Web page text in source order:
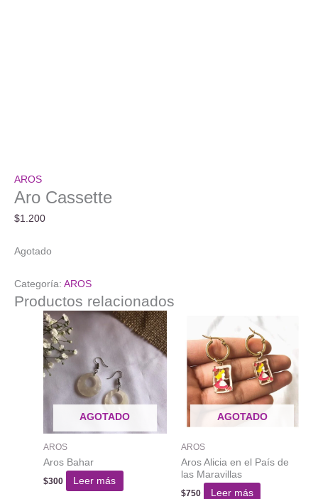
AROS
Aro Cassette
$1.200
Agotado
Categoría: AROS
Productos relacionados
AGOTADO
AROS
Aros Bahar
$300 Leer más
AGOTADO
AROS
Aros Alicia en el País de
las Maravillas
$750 Leer más